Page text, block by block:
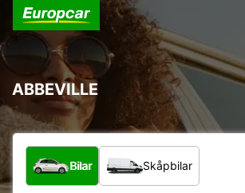
ABBEVILLE
Vilken typ av fordon?
Bilar Skåpbilar